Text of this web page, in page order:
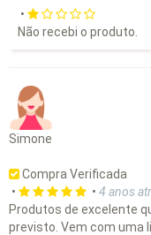
•
Não recebi o produto.
Simone
Compra Verificada
•
• 4 anos
Produtos de excelente
previsto. Vem com uma